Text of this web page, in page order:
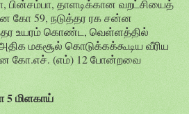
பின்சம்பா, தாளடிக்கான வறட்சியைத்
கோ 59, நடுத்தர ரக சன்ன
உயரம் கொண்ட, வெள்ளத்தில்
மகசூல் கொடுக்கக்கூடிய வீரிய
கோ.எச். (எம்) 12 போன்றவை
மிளகாய்